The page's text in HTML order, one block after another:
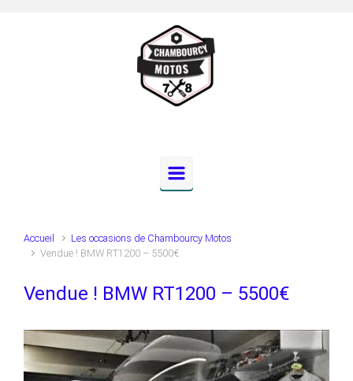
Accueil
Les occasions de Chambourcy Motos
Vendue ! BMW RT1200 – 5500€
Vendue ! BMW RT1200 – 5500€